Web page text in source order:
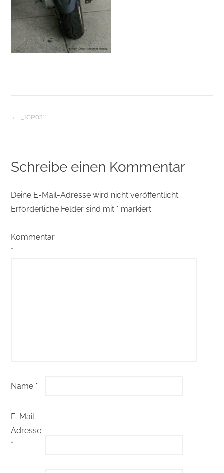
Beitragsnavigation
_IGP0311
Schreibe einen Kommentar
Deine E-Mail-Adresse wird nicht veröffentlicht.
Erforderliche Felder sind mit * markiert
Kommentar
*
Name *
E-Mail-
Adresse
*